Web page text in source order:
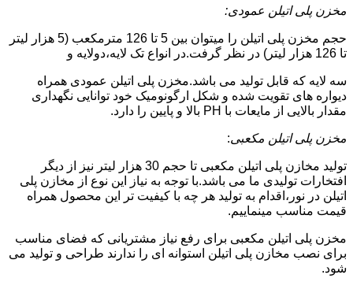
مخزن پلی اتیلن عمودی:
حجم مخزن پلی اتیلن را میتوان بین 5 تا 126 مترمکعب (5 هزار لیتر
تا 126 هزار لیتر) در نظر گرفت.در انواع تک لایه،دولایه و
سه لایه که قابل تولید می باشد.مخزن پلی اتیلن عمودی همراه
دیواره های تقویت شده و شکل ارگونومیک خود توانایی نگهداری
مقدار بالایی از مایعات با PH بالا و پایین را دارد.
مخزن پلی اتیلن مکعبی:
تولید مخازن پلی اتیلن مکعبی تا حجم 30 هزار لیتر نیز از دیگر
افتخارات تولیدی ما می باشد.با توجه به نیاز این نوع از مخازن پلی
اتیلن در نور،اقدام به تولید هر چه با کیفیت تر این محصول همراه
قیمت مناسب مینماییم.
مخزن پلی اتیلن مکعبی برای رفع نیاز مشتریانی که فضای مناسب
برای نصب مخازن پلی اتیلن استوانه ای را ندارند طراحی و تولید می
شود.